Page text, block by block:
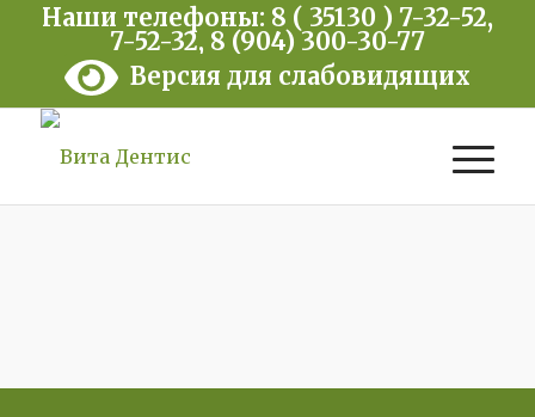
Наши телефоны: 8 ( 35130 ) 7-32-52,
7-52-32, 8 (904) 300-30-77
Версия для слабовидящих